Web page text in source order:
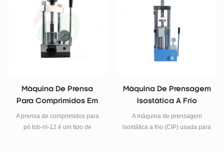
Máquina De Prensa
Para Comprimidos Em
Pó De Laboratório
A prensa de comprimidos para
pó tob-nl-12 é um tipo de
Máquina De Prensagem
Isostática A Frio
Compacta De
Laboratório 300 Mpa
A máquina de prensagem
isostática a frio (CIP) usada para